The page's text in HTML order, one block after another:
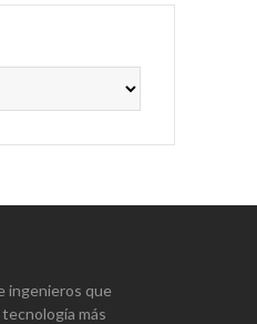
ingenieros que
más